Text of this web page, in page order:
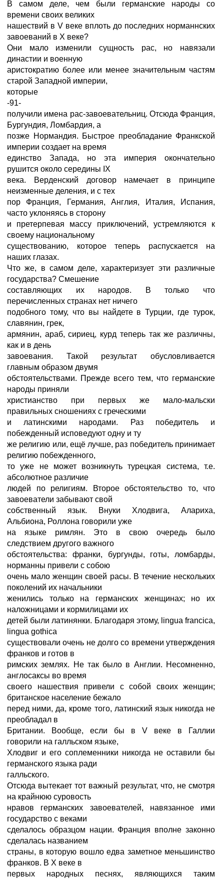
В самом деле, чем были германские народы со
времени своих великих
нашествий в V веке вплоть до последних норманнских
завоеваний в X веке?
Они мало изменили сущность рас, но навязали
династии и военную
аристократию более или менее значительным частям
старой Западной империи,
которые
-91-
получили имена рас-завоевательниц. Отсюда Франция,
Бургундия, Ломбардия, а
позже Нормандия. Быстрое преобладание Франкской
империи создает на время
единство Запада, но эта империя окончательно
рушится около середины IX
века. Верденский договор намечает в принципе
неизменные деления, и с тех
пор Франция, Германия, Англия, Италия, Испания,
часто уклоняясь в сторону
и претерпевая массу приключений, устремляются к
своему национальному
существованию, которое теперь распускается на
наших глазах.
Что же, в самом деле, характеризует эти различные
государства? Смешение
составляющих их народов. В только что
перечисленных странах нет ничего
подобного тому, что вы найдете в Турции, где турок,
славянин, грек,
армянин, араб, сириец, курд теперь так же различны,
как и в день
завоевания. Такой результат обусловливается
главным образом двумя
обстоятельствами. Прежде всего тем, что германские
народы приняли
христианство при первых же мало-мальски
правильных сношениях с греческими
и латинскими народами. Раз победитель и
побежденный исповедуют одну и ту
же религию или, ещё лучше, раз победитель принимает
религию побежденного,
то уже не может возникнуть турецкая система, т.е.
абсолютное различие
людей по религиям. Второе обстоятельство то, что
завоеватели забывают свой
собственный язык. Внуки Хлодвига, Алариха,
Альбиона, Роллона говорили уже
на языке римлян. Это в свою очередь было
следствием другого важного
обстоятельства: франки, бургунды, готы, ломбарды,
норманны привели с собою
очень мало женщин своей расы. В течение нескольких
поколений их начальники
женились только на германских женщинах; но их
наложницами и кормилицами их
детей были латинянки. Благодаря этому, lingua francica,
lingua gothica
существовали очень не долго со времени утверждения
франков и готов в
римских землях. Не так было в Англии. Несомненно,
англосаксы во время
своего нашествия привели с собой своих женщин;
британское население бежало
перед ними, да, кроме того, латинский язык никогда не
преобладал в
Британии. Вообще, если бы в V веке в Галлии
говорили на галльском языке,
Хлодвиг и его соплеменники никогда не оставили бы
германского языка ради
галльского.
Отсюда вытекает тот важный результат, что, не смотря
на крайнюю суровость
нравов германских завоевателей, навязанное ими
государство с веками
сделалось образцом нации. Франция вполне законно
сделалась названием
страны, в которую вошло едва заметное меньшинство
франков. В X веке в
первых народных песнях, являющихся таким